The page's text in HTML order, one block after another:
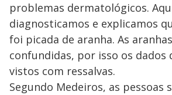
problemas dermatológicos.
diagnosticamos e explicamos
foi picada de aranha. As
confundidas, por isso os dados
vistos com ressalvas.
Segundo Medeiros, as pessoas